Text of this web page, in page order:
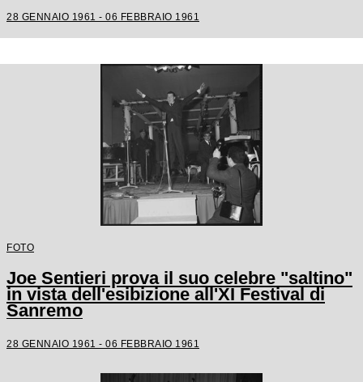
28 GENNAIO 1961 - 06 FEBBRAIO 1961
FOTO
Joe Sentieri prova il suo celebre "saltino"
in vista dell'esibizione all'XI Festival di
Sanremo
28 GENNAIO 1961 - 06 FEBBRAIO 1961